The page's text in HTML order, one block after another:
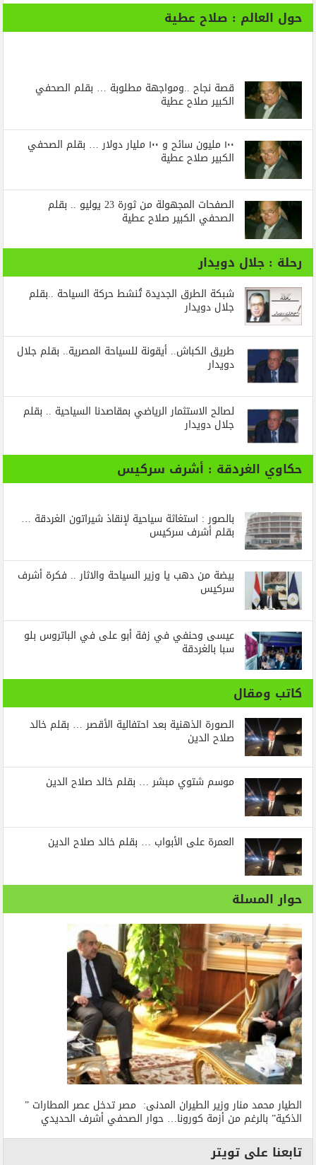
حول العالم : صلاح عطية
قصة نجاح ..ومواجهة مطلوبة … بقلم الصحفي
الكبير صلاح عطية
١٠٠ مليون سائح و ١٠٠ مليار دولار … بقلم الصحفي
الكبير صلاح عطية
الصفحات المجهولة من ثورة 23 يوليو .. بقلم
الصحفي الكبير صلاح عطية
رحلة : جلال دويدار
شبكة الطرق الجديدة تُنشط حركة السياحة ..بقلم
جلال دويدار
طريق الكباش.. أيقونة للسياحة المصرية.. بقلم جلال
دويدار
لصالح الاستثمار الرياضي بمقاصدنا السياحية .. بقلم
جلال دويدار
حكاوي الغردقة : أشرف سركيس
بالصور : استغاثة سياحية لإنقاذ شيراتون الغردقة …
بقلم أشرف سركيس
بيضة من دهب يا وزير السياحة والاثار .. فكرة أشرف
سركيس
عيسى وحنفي في زفة أبو على في الباتروس بلو
سبا بالغردقة
كاتب ومقال
الصورة الذهنية بعد احتفالية الأقصر … بقلم خالد
صلاح الدين
موسم شتوي مبشر … بقلم خالد صلاح الدين
العمرة على الأبواب … بقلم خالد صلاح الدين
حوار المسلة
الطيار محمد منار وزير الطيران المدنى: مصر تدخل عصر المطارات ”
الذكية” بالرغم من أزمة كورونا… حوار الصحفي أشرف الحديدي
تابعنا على تويتر